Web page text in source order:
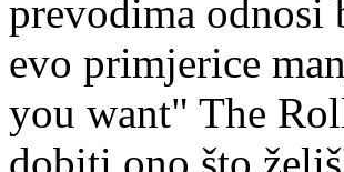
prevodima odnosi
evo primjerice
you want" The
dobiti ono što